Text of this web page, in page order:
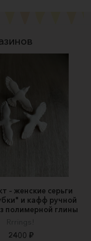
– женские серьги
и кафф ручной
полимерной глины
Rrrings!
2400 ₽